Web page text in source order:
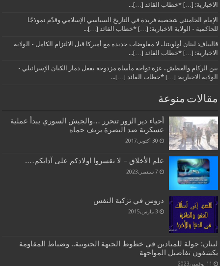
الاخبارية: […] *خطاب القائد […]...
الإمام الخامنئي شخصية فريدة في التاريخ السياسي الإسلامي وقدّم نموذجًا
للحاكمية - الولاية الاخبارية: […] *خطاب القائد […]...
قاليباف: لبنان أولويتنا.. لا مفاوضات جديدة مع أميركا قبل الالتزام الكامل - الولاية
الاخبارية: […] *خطاب القائد […]...
بين الركام والعطش.. غزة تواجه مأساة مزدوجة بفعل دمار الكيان الإسرائيلي -
الولاية الاخبارية: […] *خطاب القائد […]...
مقالات منوعة
أحياء دير الزور تتحرر …والجيش السوري يبدأ عملية
عسكرية ضد النصرة بريف حماه
30 أكتوبر,2017
علم الأخلاق – لا تقسروا اولادكم على آدابكم….
7 سبتمبر,2023
دروس في تزكية النفس
3 مارس,2015
لبنان: جولة للميادين في خطوط الجبهة الجنوبية.. وضباط المقاومة
يكشفون تفاصيل المواجهة
11 نوفمبر,2023